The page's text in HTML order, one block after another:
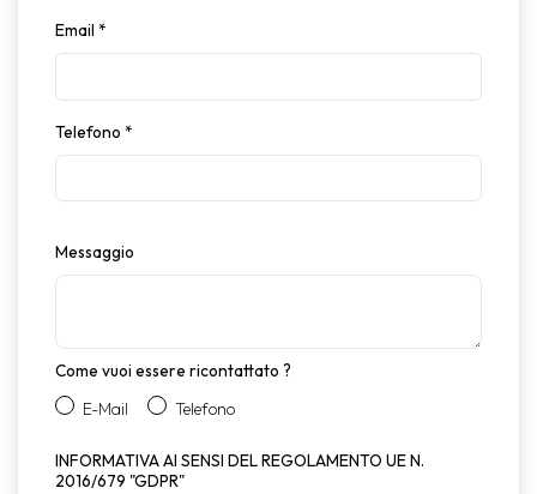
Email *
Telefono *
Messaggio
Come vuoi essere ricontattato ?
E-Mail
Telefono
INFORMATIVA AI SENSI DEL REGOLAMENTO UE N.
2016/679 "GDPR"